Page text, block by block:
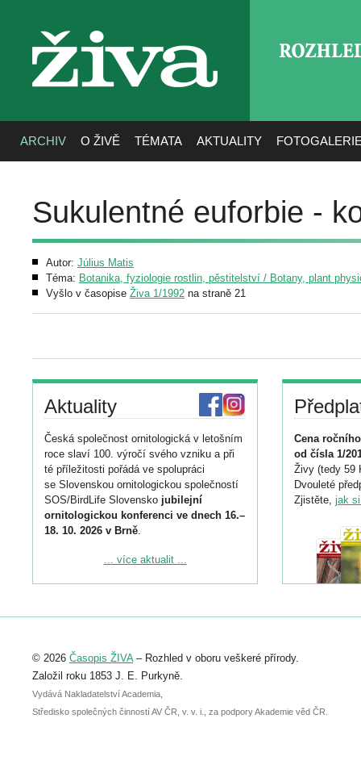
živa
ARCHIV O ŽIVĚ TÉMATA AKTUALITY
Sukulentné euforbie -
Autor: Július Matis
Téma: Botanika, fyziologie rostlin, pěstitelství / Botany, plant
Vyšlo v časopise Živa 1/1992 na straně 21
Aktuality
Česká společnost ornitologická v letošním
roce slaví 100. výročí svého vzniku a při
té příležitosti pořádá ve spolupráci
se Slovenskou ornitologickou společností
SOS/BirdLife Slovensko jubilejní
ornitologickou konferenci ve dnech 16.–
18. 10. 2026 v Brně.
Podrobnější informace ke konferenci
Registrovat se můžete do 6. září.
abstraktu přihlášené přednášky nebo
posteru je už 30. června.
... více aktualit ...
Cena
od čísla 1/
Živy (tedy 59
Dvouleté
Zjistěte, jak
© 2026 Časopis ŽIVA– Rozhled v oboru veškeré přírody.
Založil roku 1853 J. E. Purkyně.
Vydává Nakladatelství Academia,
Středisko společných činností AV ČR, v. v. i., za podpory Akademie věd ČR.